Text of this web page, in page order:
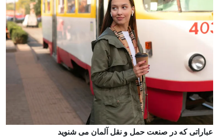
عباراتی که در صنعت حمل و نقل آلمان می شنوید